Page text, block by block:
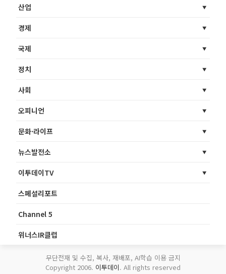
산업
경제
국제
정치
사회
오피니언
문화·라이프
뉴스발전소
이투데이TV
스페셜리포트
Channel 5
위너스IR클럽
무단전재 및 수집, 복사, 재배포, AI학습 이용 금지
Copyright 2006. 이투데이. All rights reserved